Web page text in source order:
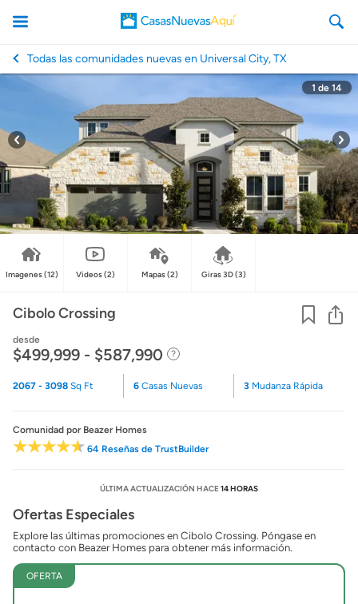
CasasNuevasAqui
Todas las comunidades nuevas en Universal City, TX
1 de 14
Imagenes(12) Videos(2) Mapas(2) Giras 3D(3)
Cibolo Crossing
desde
$499,999 - $587,990
2067 - 3098 Sq Ft 6Casas Nuevas 3 Mudanza Rápida
Comunidad por Beazer Homes
64 Reseñas de TrustBuilder
ÚLTIMA ACTUALIZACIÓN HACE14 HORAS
Ofertas Especiales
Explore las últimas promociones en Cibolo Crossing. Póngase en
contacto con Beazer Homes para obtener más información.
OFERTA